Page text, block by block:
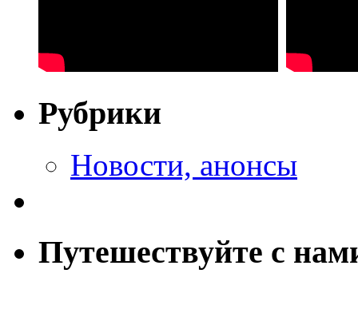
Рубрики
Новости, анонсы
Путешествуйте с